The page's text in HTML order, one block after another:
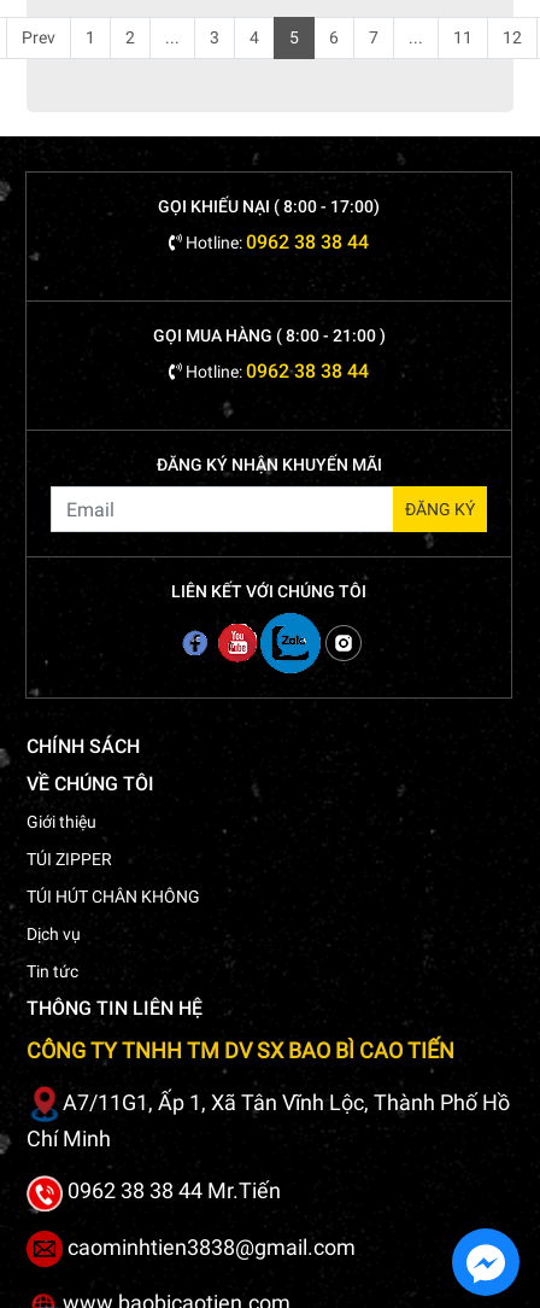
Prev 1 2 ... 3 4 5 6 7 ... 11 12
GỌI KHIẾU NẠI ( 8:00 - 17:00)
Hotline:0962 38 38 44
GỌI MUA HÀNG ( 8:00 - 21:00 )
Hotline:0962 38 38 44
ĐĂNG KÝ NHẬN KHUYẾN MÃI
LIÊN KẾT VỚI CHÚNG TÔI
CHÍNH SÁCH
VỀ CHÚNG TÔI
Giới thiệu
TÚI ZIPPER
TÚI HÚT CHÂN KHÔNG
Dịch vụ
Tin tức
THÔNG TIN LIÊN HỆ
CÔNG TY TNHH TM DV SX BAO BÌ CAO TIẾN
A7/11G1, Ấp 1, Xã Tân Vĩnh Lộc, Thành Phố Hồ
Chí Minh
0962 38 38 44 Mr.Tiến
caominhtien3838@gmail.com
www.baobicaotien.com